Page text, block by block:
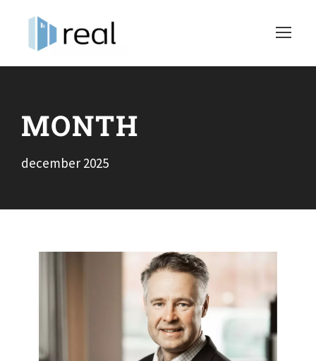
MONTH
december 2025